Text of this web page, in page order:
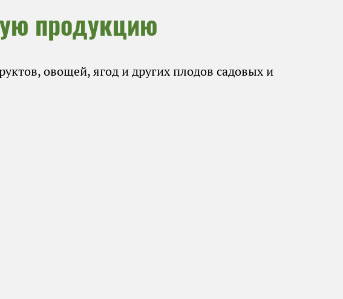
продукцию
овощей, ягод и других плодов садовых и